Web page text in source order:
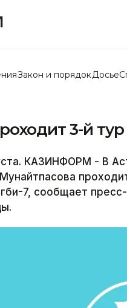
Закон и порядок Досье
3-й
КАЗИНФОРМ - В
7, сообщает